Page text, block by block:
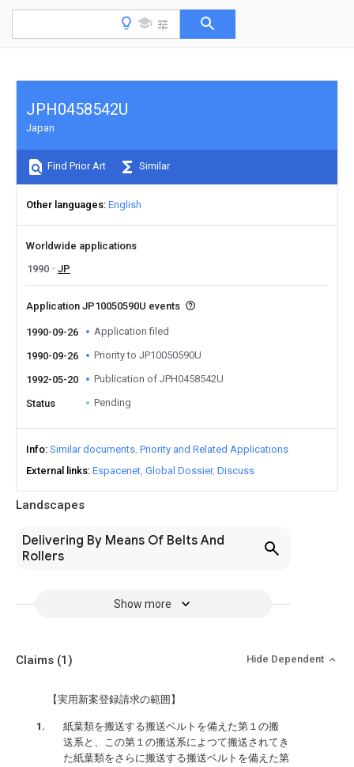
Landscapes
Delivering By Means Of Belts And
Rollers
Show more
JPH0458542U
Japan
Find Prior Art Similar
Other languages English
Worldwide applications
1990
JP
Application JP10050590U events
1990-09-26 Application filed
1990-09-26 Priority to JP10050590U
1992-05-20 Publication of JPH0458542U
Status Pending
Info Similar documents Priority and Related Applications
External links Espacenet Global Dossier Discuss
Claims (1) Hide Dependent
【実用新案登録請求の範囲】
紙葉類を搬送する搬送ベルトを備えた第１の搬
送系と、この第１の搬送系によつて搬送されてき
た紙葉類をさらに搬送する搬送ベルトを備えた第